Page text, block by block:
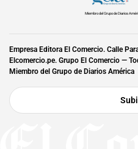
Miembro del Grupo de Diarios
Empresa Editora El Comercio. Calle
Elcomercio.pe. Grupo El Comercio —
Miembro del Grupo de Diarios América